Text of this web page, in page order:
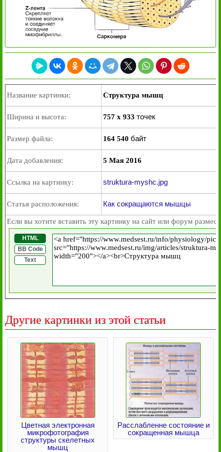
Название картинки: Структура мышц
Ширина и высота: 757 x 933 точек
Размер файла: 164 540 байт
Дата добавления: 5 Мая 2016
Ссылка на картинку: struktura-myshc.jpg
Статья расположения: Как сокращаются мышцы
Если вы хотите вставить эту картинку на сайт или форум
HTML
BB Code
Text
Другие картинки из этой статьи
Цветная электронная
микрофотография
структуры скелетных
мышц
Расслабленне состояние и
сокращенная мышца